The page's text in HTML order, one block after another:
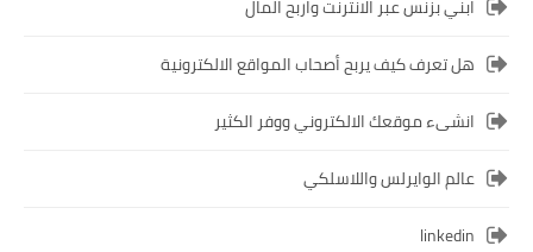
ابني بزنس عبر الانترنت واربح المال
هل تعرف كيف يربح أصحاب المواقع الالكترونية
انشىء موقعك الالكتروني ووفر الكثير
عالم الوايرلس واللاسلكي
linkedin